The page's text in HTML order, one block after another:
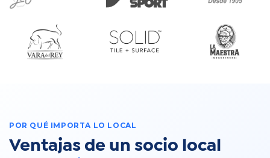
POR QUÉ IMPORTA LO LOCAL​​ ​
Ventajas de un socio local